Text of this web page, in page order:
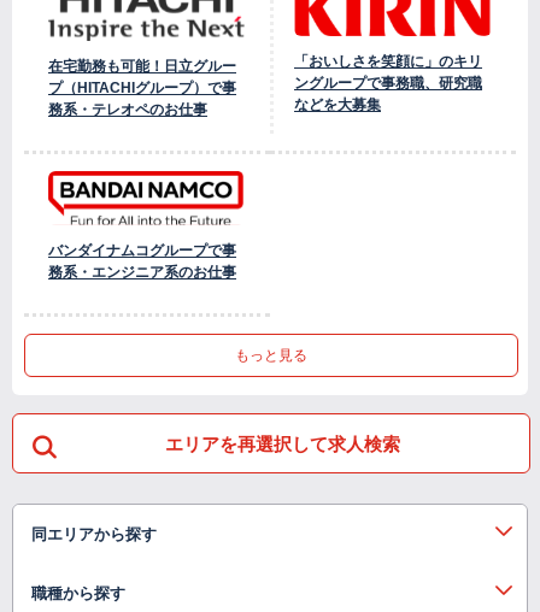
在宅勤務も可能！日立グルー
プ（HITACHIグループ）で事
務系・テレオペのお仕事
「おいしさを笑顔に」のキリ
ングループで事務職、研究職
などを大募集
バンダイナムコグループで事
務系・エンジニア系のお仕事
もっと見る
エリアを再選択して求人検索
同エリアから探す
職種から探す